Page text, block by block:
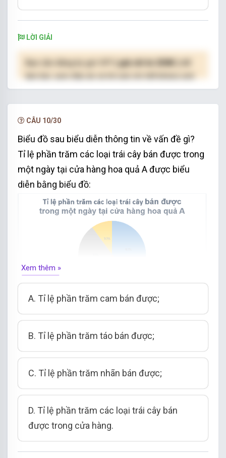
LỜI GIẢI
( giá chỉ từ 250K )
hạn.
CÂU 10/30
Biểu đồ sau biểu diễn thông tin về vấn đề gì?
Tỉ lệ phần trăm các loại trái cây bán được trong
một ngày tại cửa hàng hoa quả Ađược biểu
diễn bằng biểu đồ:
Xem thêm »
A. Tỉ lệ phần trăm cam bán được;
B. Tỉ lệ phần trăm táo bán được;
C. Tỉ lệ phần trăm nhãn bán được;
D. Tỉ lệ phần trăm các loại trái cây bán
được trong cửa hàng.